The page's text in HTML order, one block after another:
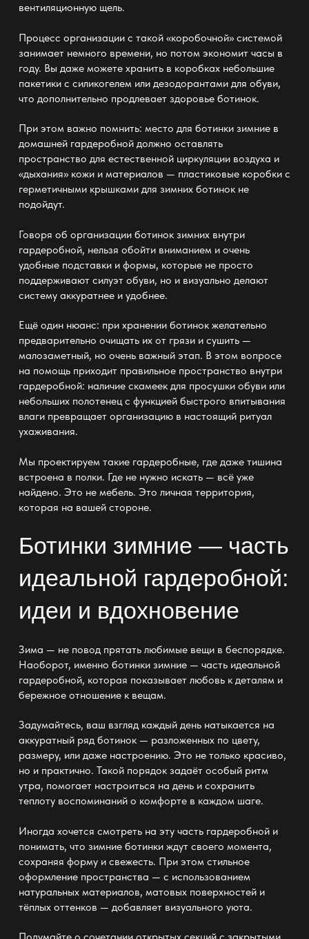
вентиляционную щель.
Процесс организации с такой «коробочной» системой
занимает немного времени, но потом экономит часы в
году. Вы даже можете хранить в коробках небольшие
пакетики с силикогелем или дезодорантами для обуви,
что дополнительно продлевает здоровье ботинок.
При этом важно помнить: место для ботинки зимние в
домашней гардеробной должно оставлять
пространство для естественной циркуляции воздуха и
«дыхания» кожи и материалов — пластиковые коробки с
герметичными крышками для зимних ботинок не
подойдут.
Говоря об организации ботинок зимних внутри
гардеробной, нельзя обойти вниманием и очень
удобные подставки и формы, которые не просто
поддерживают силуэт обуви, но и визуально делают
систему аккуратнее и удобнее.
Ещё один нюанс: при хранении ботинок желательно
предварительно очищать их от грязи и сушить —
малозаметный, но очень важный этап. В этом вопросе
на помощь приходит правильное пространство внутри
гардеробной: наличие скамеек для просушки обуви или
небольших полотенец с функцией быстрого впитывания
влаги превращает организацию в настоящий ритуал
ухаживания.
Мы проектируем такие гардеробные, где даже тишина
встроена в полки. Где не нужно искать — всё уже
найдено. Это не мебель. Это личная территория,
которая на вашей стороне.
Ботинки зимние — часть
идеальной гардеробной:
идеи и вдохновение
Зима — не повод прятать любимые вещи в беспорядке.
Наоборот, именно ботинки зимние — часть идеальной
гардеробной, которая показывает любовь к деталям и
бережное отношение к вещам.
Задумайтесь, ваш взгляд каждый день натыкается на
аккуратный ряд ботинок — разложенных по цвету,
размеру, или даже настроению. Это не только красиво,
но и практично. Такой порядокзадаёт особый ритм
утра, помогает настроиться на день и сохранить
теплоту воспоминаний о комфорте в каждом шаге.
Иногда хочется смотреть на эту часть гардеробнойи
понимать, что зимние ботинки ждут своего момента,
сохраняя форму и свежесть. При этом стильное
оформление пространства — с использованием
натуральных материалов, матовых поверхностей и
тёплых оттенков — добавляет визуального уюта.